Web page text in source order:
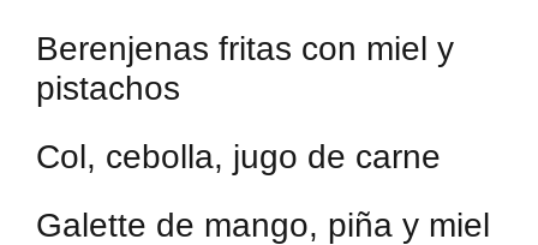
Berenjenas fritas con miel y
pistachos
Col, cebolla, jugo de carne
Galette de mango, piña y miel